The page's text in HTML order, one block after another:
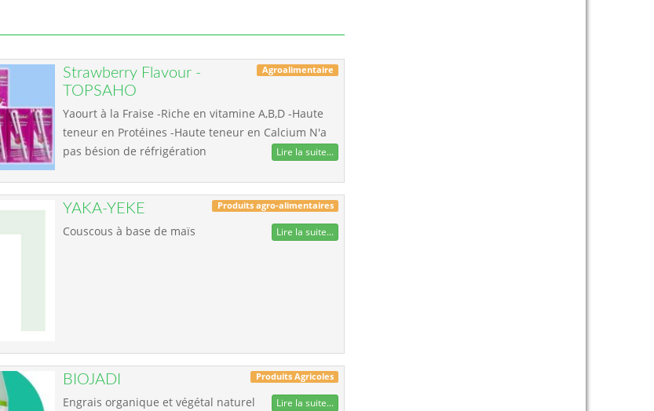
Agroalimentaire
Strawberry Flavour -
TOPSAHO
Yaourt à la Fraise -Riche en vitamine A,B,D -Haute
teneur en Protéines -Haute teneur en Calcium N'a
pas bésion de réfrigération
Lire la suite...
Produits agro-alimentaires
YAKA-YEKE
Couscous à base de maïs Lire la suite...
Produits Agricoles
BIOJADI
Engrais organique et végétal naturel Lire la suite...